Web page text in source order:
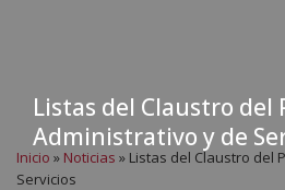
Listas del Claustro del
Administrativo y de
Inicio » Noticias » Listas del Claustro del
Servicios